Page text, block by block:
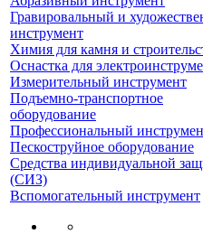
Гравировальный и
инструмент
Химия для камня и
Оснастка для
Измерительный инструмент
Подъемно-транспортное
оборудование
Профессиональный
Пескоструйное оборудование
Средства индивидуальной
(СИЗ)
Вспомогательный инструмент